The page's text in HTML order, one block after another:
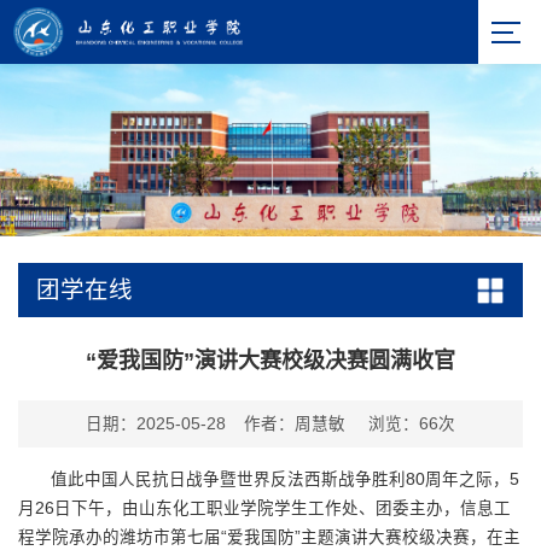
团学在线
“爱我国防”演讲大赛校级决赛圆满收官
日期：2025-05-28 作者：周慧敏 浏览： 66次
值此中国人民抗日战争暨世界反法西斯战争胜利80周年之际，5
月26日下午，由山东化工职业学院学生工作处、团委主办，信息工
程学院承办的潍坊市第七届“爱我国防”主题演讲大赛校级决赛，在主